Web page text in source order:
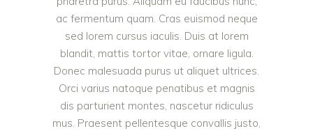
ac fermentum quam. Cras euismod neque
sed lorem cursus iaculis. Duis at lorem
blandit, mattis tortor vitae, ornare ligula.
Donec malesuada purus ut aliquet ultrices.
Orci varius natoque penatibus et magnis
dis parturient montes, nascetur ridiculus
mus. Praesent pellentesque convallis justo,